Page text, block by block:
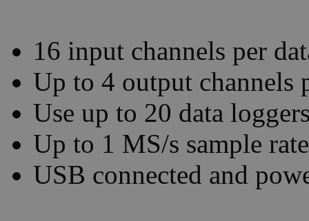
16 input channels per
Up to 4 output channels
Use up to 20 data
Up to 1 MS/s sample rate
USB connected and